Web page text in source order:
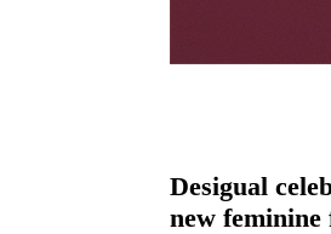
Desigual
new